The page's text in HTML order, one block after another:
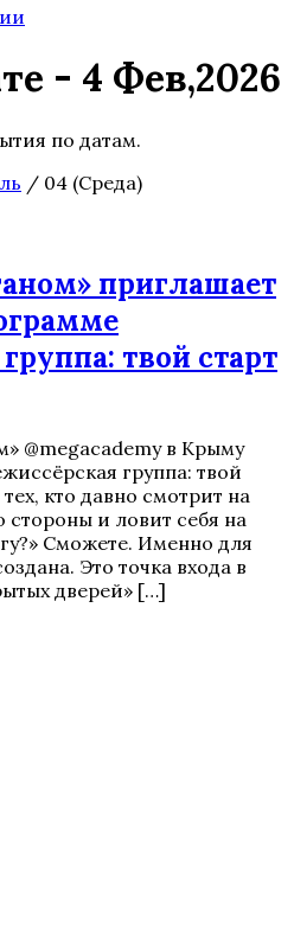
- 4 Фев,2026
по датам.
/ 04 (Среда)
приглашает
твой старт
@megacademy в Крыму
группа: твой
кто давно смотрит на
и ловит себя на
Сможете. Именно для
Это точка входа в
дверей» […]